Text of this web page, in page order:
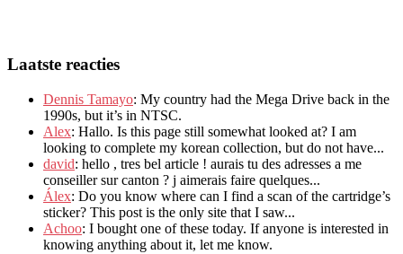
Laatste reacties
Dennis Tamayo: My country had the Mega Drive back in the
1990s, but it’s in NTSC.
Alex: Hallo. Is this page still somewhat looked at? I am
looking to complete my korean collection, but do not have...
david: hello , tres bel article ! aurais tu des adresses a me
conseiller sur canton ? j aimerais faire quelques...
Álex: Do you know where can I find a scan of the cartridge’s
sticker? This post is the only site that I saw...
Achoo: I bought one of these today. If anyone is interested in
knowing anything about it, let me know.